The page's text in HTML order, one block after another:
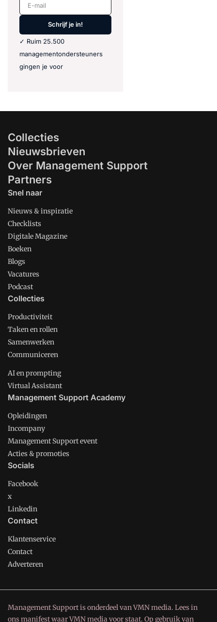
Schrijf je in!
✓ Ruim 25.500
managementondersteuners
gingen je voor
Collecties
Nieuwsbrieven
Over Management Support
Partners
Snel naar
Nieuws & inspiratie
Checklists
Digitale Magazine
Boeken
Blogs
Vacatures
Podcast
Collecties
Productiviteit
Taken en rollen
Samenwerken
Communiceren
AI en prompting
Virtual Assistant
Management Support Academy
Opleidingen
Incompany
Management Support event
Acties & promoties
Socials
Facebook
x
Linkedin
Contact
Klantenservice
Contact
Adverteren
Management Support is onderdeel van VMN media. Lees in
ons manifestwaar VMN media voor staat. Op gebruik van